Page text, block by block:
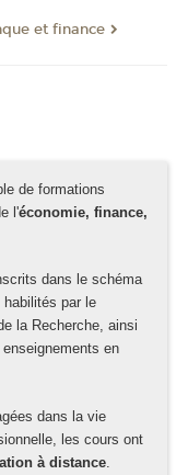
et finance
de formations
l'économie, finance,
dans le schéma
habilités par le
la Recherche, ainsi
en
dans la vie
les cours ont
à distance